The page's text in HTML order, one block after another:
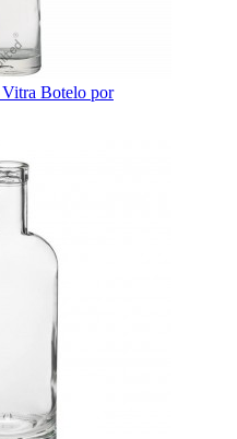
Vitra Botelo por